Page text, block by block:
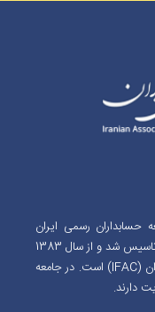
حسابداران رسمی ایران
است. جامعه حسابداران رسمی ایران در سال 1380 تاسیس شد و از سال 1383
تاکنون، عضو پیوسته فدراسیون بین المللی حسابداران (IFAC) است. در جامعه
دارند.